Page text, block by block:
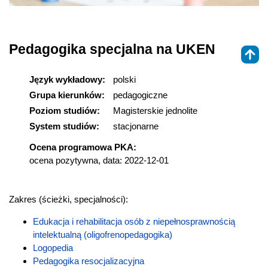
Pedagogika specjalna na UKEN
Język wykładowy:
polski
Grupa kierunków:
pedagogiczne
Poziom studiów:
Magisterskie jednolite
System studiów:
stacjonarne
Ocena programowa PKA:
ocena pozytywna, data: 2022-12-01
Zakres (ścieżki, specjalności):
Edukacja i rehabilitacja osób z niepełnosprawnością
intelektualną (oligofrenopedagogika)
Logopedia
Pedagogika resocjalizacyjna